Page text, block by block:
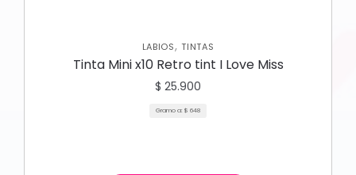
LABIOS,TINTAS
Tinta Mini x10 Retro tint I Love Miss
$ 25.900
Gramo a: $ 648